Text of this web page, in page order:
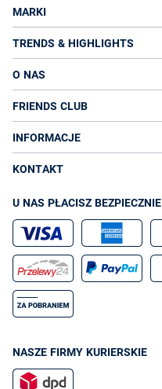
MARKI
TRENDS & HIGHLIGHTS
O NAS
FRIENDS CLUB
INFORMACJE
KONTAKT
U NAS PŁACISZ BEZPIECZNIE
NASZE FIRMY KURIERSKIE